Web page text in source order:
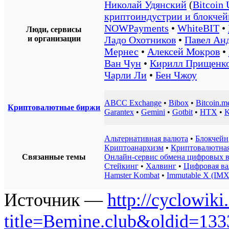
Люди, сервисы
и организации
Николай Удянский (Bitcoin
криптоиндустрии и
NOWPayments • WhiteBIT •
Ладо Охотников • Павел
Мернес • Алексей Мокров •
Ван Чун • Кирилл
Чарли Ли • Бен Чжоу
Криптовалютные биржи
ABCC Exchange • Bibox •
Garantex • Gemini • Gotbit • HTX •
Связанные темы
Альтернативная валюта • Блокчейн
Криптоанархизм •
Онлайн-сервис обмена цифровых
Стейкинг • Халвинг • Цифровая
Hamster Kombat • Immutable X
Источник — http://